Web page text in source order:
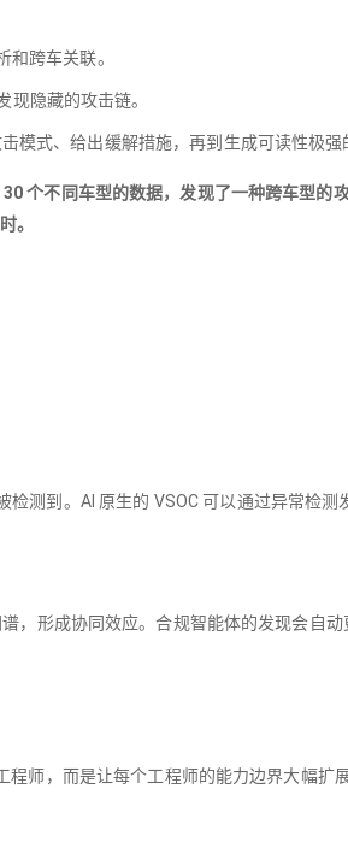
跨车关联。
隐藏的攻击链。
模式、给出缓解措施，再到生成可读性极
个不同车型的数据，发现了一种跨车型的
。
测到。AI 原生的 VSOC 可以通过异常检
，形成协同效应。合规智能体的发现会自
师，而是让每个工程师的能力边界大幅扩